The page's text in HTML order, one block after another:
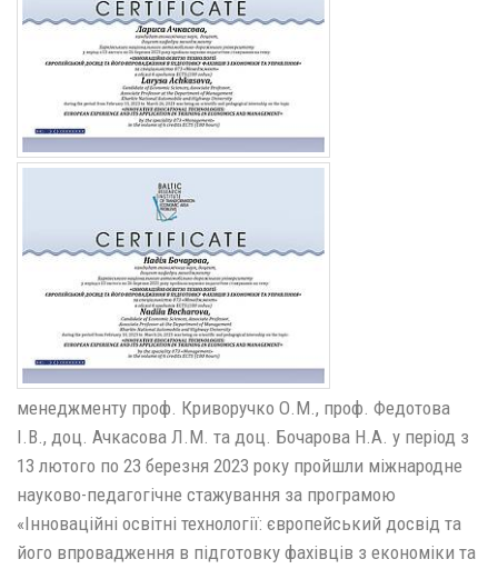
менеджменту проф. Криворучко О.М., проф. Федотова
І.В., доц. Ачкасова Л.М. та доц. Бочарова Н.А. у період з
13 лютого по 23 березня 2023 року пройшли міжнародне
науково-педагогічне стажування за програмою
«Інноваційні освітні технології: європейський досвід та
його впровадження в підготовку фахівців з економіки та